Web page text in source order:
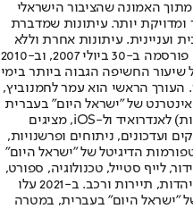
האמונה שהציבור הישראלי
ומדויקת יותר. עיתונות שמדברת
ועניינית. עיתונות אחרת וללא
תשלום. המהדורה המודפסת הראשונה פורסמה ב-30 ביולי 2007, וב-2010
שיעור החשיפה הגבוה ביותר בימי
העורך הראשי הוא עמר לחמנוביץ,
של "ישראל היום" בעברית
ובאנגלית, כמו כן היישומונים (אפליקציות) לאנדרואיד ול-iOS, מציגים
ועדכונים, ניתוחים ופרשנויות,
הדיגיטל של "ישראל היום"
לייף סטייל, טכנולוגיה, ספורט,
כלכלה וצרכנות, בריאות, חיילים, אוכל, יהדות, תיירות ורכב. ב-2021 עלו
"ישראל היום" בעברית, במטרה